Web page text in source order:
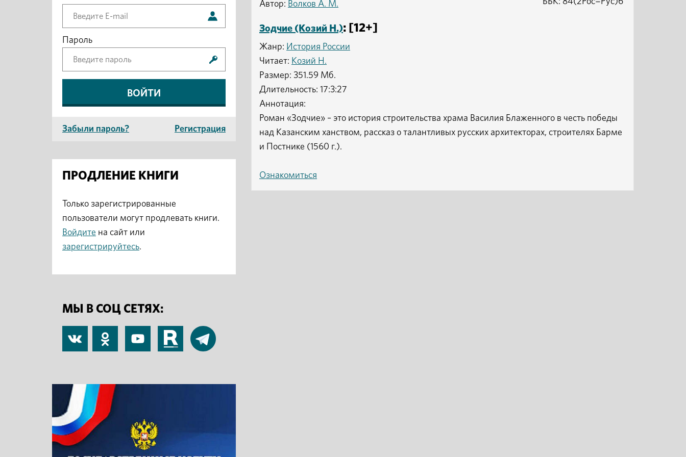
Пароль
Забыли пароль? Регистрация
ПРОДЛЕНИЕ КНИГИ
Только зарегистрированные
пользователи могут продлевать книги.
Войдите на сайт или
зарегистрируйтесь.
МЫ В СОЦ СЕТЯХ:
Одноклассники
YouTube RuTube Telegram
Автор: Волков А. М.
Зодчие (Козий Н.): [12+]
Жанр: История России
Читает: Козий Н.
Размер: 351.59 Мб.
Длительность: 17:3:27
Аннотация:
Роман «Зодчие» – это история строительства храма Василия Блаженного в честь победы
над Казанским ханством, рассказ о талантливых русских архитекторах, строителях Барме
и Постнике (1560 г.).
Ознакомиться